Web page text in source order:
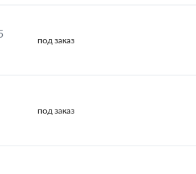
под заказ
под заказ